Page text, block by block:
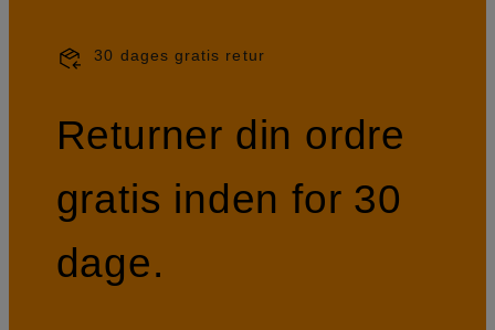
30 dages gratis retur
Returner din ordre
gratis inden for 30
dage.